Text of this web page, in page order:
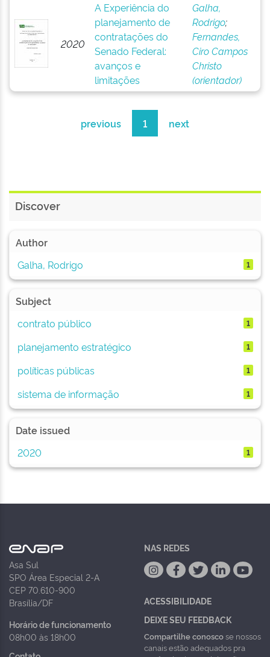
2020
A Experiência do
planejamento de
contratações do
Senado Federal:
avanços e
limitações
Galha,
Rodrigo;
Fernandes,
Ciro Campos
Christo
(orientador)
previous 1 next
Discover
Author
Galha, Rodrigo
1
Subject
contrato público
1
planejamento estratégico 1
políticas públicas 1
sistema de informação 1
Date issued
2020
1
Asa Sul
SPO Área Especial 2-A
CEP 70.610-900
Brasília/DF
Horário de funcionamento
08h00 às 18h00
NAS REDES
ACESSIBILIDADE
DEIXE SEU FEEDBACK
Compartilhe conoscose nossos
canais estão adequados pra